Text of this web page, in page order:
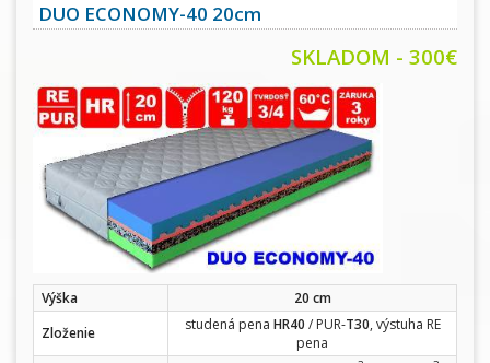
DUO ECONOMY-40 20cm
SKLADOM - 300€
Výška
20 cm
Zloženie
studená pena HR40 / PUR-T30, výstuha RE
pena